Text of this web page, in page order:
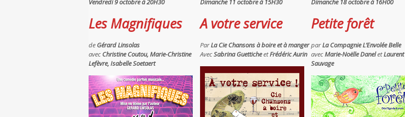
Vendredi 9 octobre à 20H30
Les Magnifiques
de Gérard Linsolas
avec Christine Coutou, Marie-Christine
Lefèvre, Isabelle Soetaert
Dimanche 11 octobre à 15H30
A votre service
ParLa Cie Chansons à boire et à manger
AvecSabrina GuetticheetFrédéric Aurin
Dimanche 18 octobre à 16H00
Petite forêt
parLa Compagnie L’Envolée Belle
avecMarie-Noëlle DaneletLaurent
Sauvage